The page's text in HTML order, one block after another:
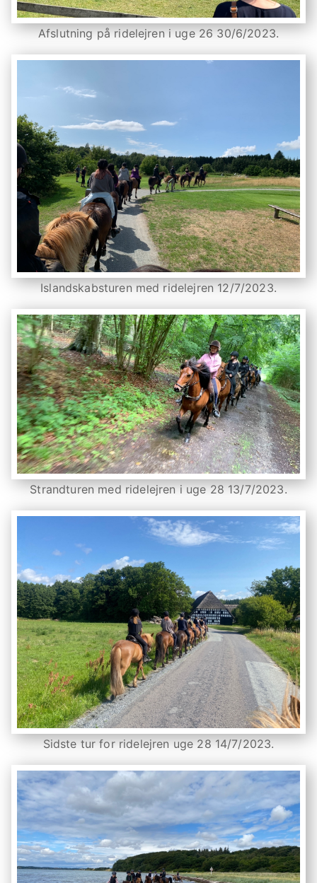
Afslutning på ridelejren i uge 26 30/6/2023.
Islandskabsturen med ridelejren 12/7/2023.
Strandturen med ridelejren i uge 28 13/7/2023.
Sidste tur for ridelejren uge 28 14/7/2023.